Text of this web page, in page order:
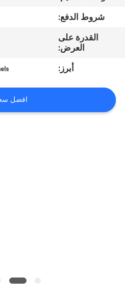
الجودة
اتصل
اطلب
اقتباس
شروط الدفع:
القدرة على
العرض:
أبرز:
افضل